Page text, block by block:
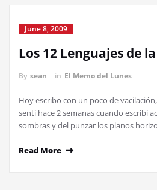
June 8, 2009
Los 12 Lenguajes de
By sean in El Memo del Lunes
Hoy escribo con un poco de
sentí hace 2 semanas cuando escribí
sombras y del punzar los planos
Read More